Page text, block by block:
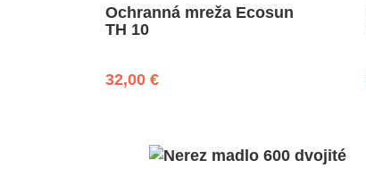
Ochranná mreža Ecosun
TH 10
32,00 €